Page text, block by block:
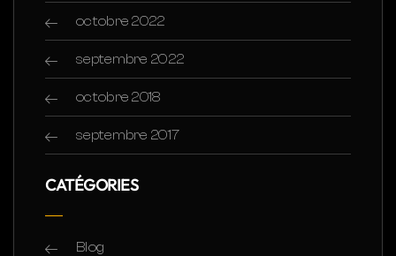
octobre 2022
septembre 2022
octobre 2018
septembre 2017
CATÉGORIES
Blog